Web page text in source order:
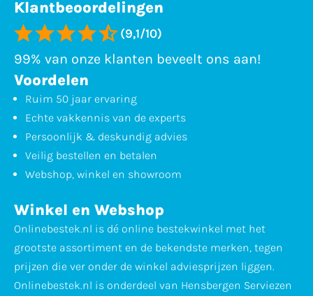
Klantbeoordelingen
(9,1/10)
99% van onze klanten beveelt ons aan!
Voordelen
Ruim 50 jaar ervaring
Echte vakkennis van de experts
Persoonlijk & deskundig advies
Veilig bestellen en betalen
Webshop, winkel en showroom
Winkel en Webshop
Onlinebestek.nl is dé online bestekwinkel met het
grootste assortiment en de bekendste merken, tegen
prijzen die ver onder de winkel adviesprijzen liggen.
Onlinebestek.nl is onderdeel van Hensbergen Serviezen